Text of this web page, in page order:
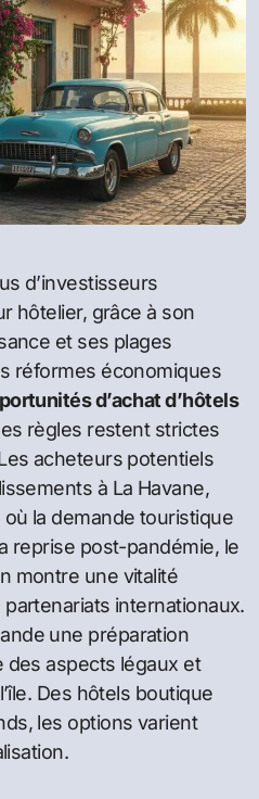
hôtelier, grâce à son
et ses plages
réformes économiques
d’achat d’hôtels
règles restent strictes
acheteurs potentiels
à La Havane,
la demande touristique
reprise post-pandémie, le
montre une vitalité
internationaux.
une préparation
des aspects légaux et
Des hôtels boutique
les options varient